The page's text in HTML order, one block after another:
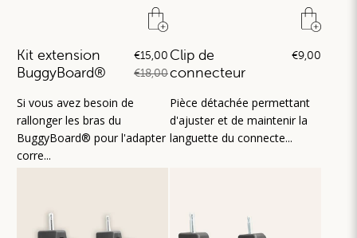
Kit extension
BuggyBoard®
€15,00
€18,00
Si vous avez besoin de
rallonger les bras du
BuggyBoard® pour l'adapter
corre...
Clip de
connecteur
€9,00
Pièce détachée permettant
d'ajuster et de maintenir la
languette du connecte...